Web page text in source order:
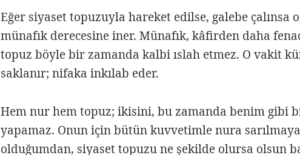
Eğer siyaset topuzuyla hareket edilse, galebe çalınsa
münafık derecesine iner. Münafık, kâfirden daha
topuz böyle bir zamanda kalbi ıslah etmez. O vakit
saklanır; nifaka inkılab eder.
Hem nur hem topuz; ikisini, bu zamanda benim gibi
yapamaz. Onun için bütün kuvvetimle nura
olduğumdan, siyaset topuzu ne şekilde olursa olsun